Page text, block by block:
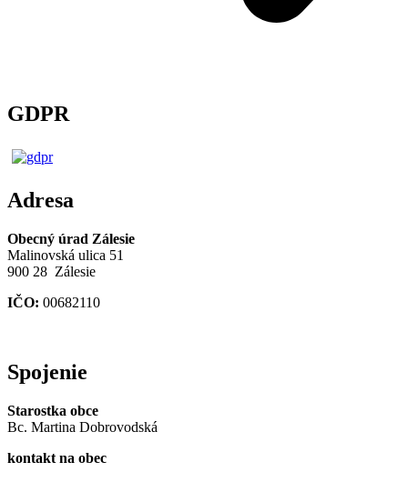
GDPR
Adresa
Obecný úrad Zálesie
Malinovská ulica 51
900 28 Zálesie
IČO: 00682110
Spojenie
Starostka obce
Bc. Martina Dobrovodská
kontakt na obec